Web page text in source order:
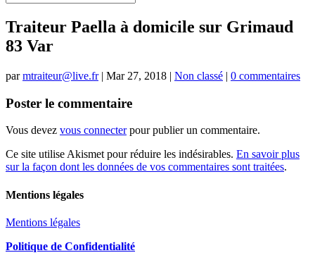
Traiteur Paella à domicile sur Grimaud
83 Var
parmtraiteur@live.fr| Mar 27, 2018 | Non classé | 0 commentaires
Poster le commentaire
Vous devez vous connecterpour publier un commentaire.
Ce site utilise Akismet pour réduire les indésirables. En savoir plus
sur la façon dont les données de vos commentaires sont traitées.
Mentions légales
Mentions légales
Politique de Confidentialité